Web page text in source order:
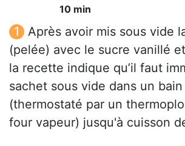
10 min
Après avoir mis sous vide
(pelée) avec le sucre vanillé
la recette indique qu’il faut
sachet sous vide dans un
(thermostaté par un
four vapeur) jusqu'à cuisson